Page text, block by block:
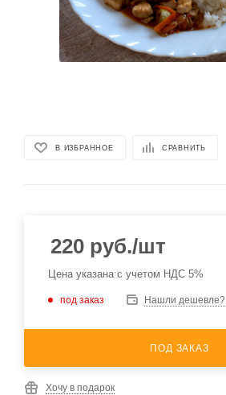
В ИЗБРАННОЕ СРАВНИТЬ
220 руб./шт
Цена указана с учетом НДС 5%
под заказ Нашли дешевле?
ПОД ЗАКАЗ
Хочу в подарок